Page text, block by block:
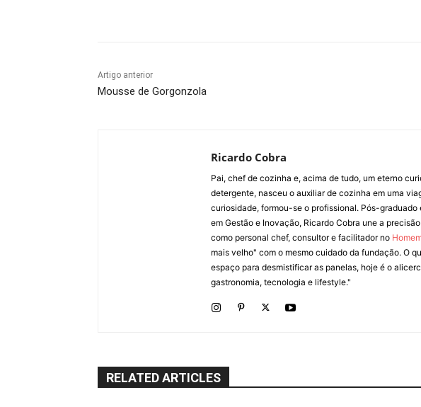
Artigo anterior
Mousse de Gorgonzola
Ricardo Cobra
Pai, chef de cozinha e, acima de tudo, um eterno
detergente, nasceu o auxiliar de cozinha em uma
curiosidade, formou-se o profissional. Pós-
em Gestão e Inovação, Ricardo Cobra une a
como personal chef, consultor e facilitador no
mais velho" com o mesmo cuidado da fundação. O
espaço para desmistificar as panelas, hoje é o
gastronomia, tecnologia e lifestyle."
RELATED ARTICLES